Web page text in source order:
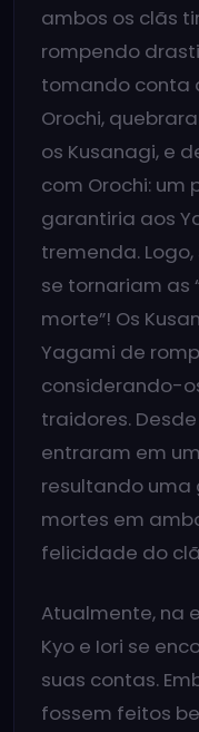
ambos os clãs
rompendo
tomando conta
Orochi,
os Kusanagi, e
com Orochi:
garantiria aos
tremenda.
se tornariam as
morte”! Os
Yagami de
considerando-
traidores.
entraram em
resultando
mortes em
felicidade do
Atualmente, na
Kyo e Iori se
suas contas.
fossem feitos